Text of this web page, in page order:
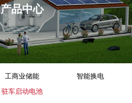
产品中心
工商业储能
智能换电
驻车启动电池